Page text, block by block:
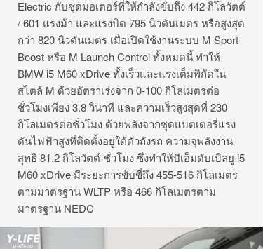
Electric กับชุดมอเตอร์ที่ให้กำลังขับถึง 442 กิโลวัตต์
/ 601 แรงม้า และแรงบิด 795 นิวตันเมตร หรือสูงสุด
กว่า 820 นิวตันเมตร เมื่อเปิดใช้งานระบบ M Sport
Boost หรือ M Launch Control ทั้งหมดนี้ ทำให้
BMW i5 M60 xDrive ทั้งเร็วและแรงเต็มพิกัดใน
สไตล์ M ด้วยอัตราเร่งจาก 0-100 กิโลเมตรต่อ
ชั่วโมงเพียง 3.8 วินาที และความเร็วสูงสุดที่ 230
กิโลเมตรต่อชั่วโมง ด้วยพลังจากชุดแบตเตอรี่แรง
ดันไฟฟ้าสูงที่ติดตั้งอยู่ใต้ตัวถังรถ ความจุพลังงาน
สุทธิ 81.2 กิโลวัตต์-ชั่วโมง ซึ่งทำให้บีเอ็มดับเบิลยู i5
M60 xDrive มีระยะการขับขี่ถึง 455-516 กิโลเมตร
ตามมาตรฐาน WLTP หรือ 466 กิโลเมตรตาม
มาตรฐาน NEDC